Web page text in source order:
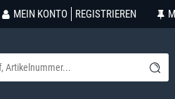
MEIN KONTO REGISTRIEREN